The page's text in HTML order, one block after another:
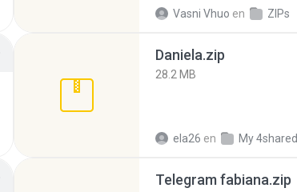
Vasni Vhuo en ZIPs
Daniela.zip
28.2 MB
ela26 en My 4shared
Telegram fabiana.zip